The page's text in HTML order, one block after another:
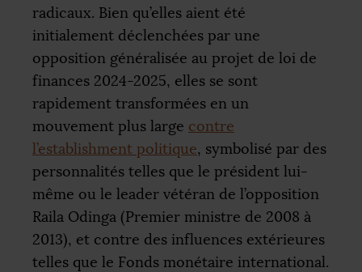
radicaux. Bien qu’elles aient été
initialement déclenchées par une
opposition généralisée au projet de loi de
finances 2024-2025, elles se sont
rapidement transformées en un
mouvement plus large contre
l’establishment politique, symbolisé par des
personnalités telles que le président lui-
même ou le leader vétéran de l’opposition
Raila Odinga (Premier ministre de 2008 à
2013), et contre des influences extérieures
telles que le Fonds monétaire international.